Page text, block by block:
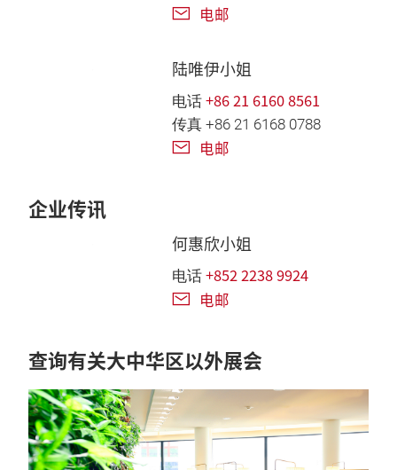
电邮
陆唯伊小姐
电话 +86 21 6160 8561
传真 +86 21 6168 0788
电邮
企业传讯
何惠欣小姐
电话 +852 2238 9924
电邮
查询有关大中华区以外展会